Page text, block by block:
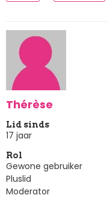
Thérèse
Lid sinds
17 jaar
Rol
Gewone gebruiker
Pluslid
Moderator